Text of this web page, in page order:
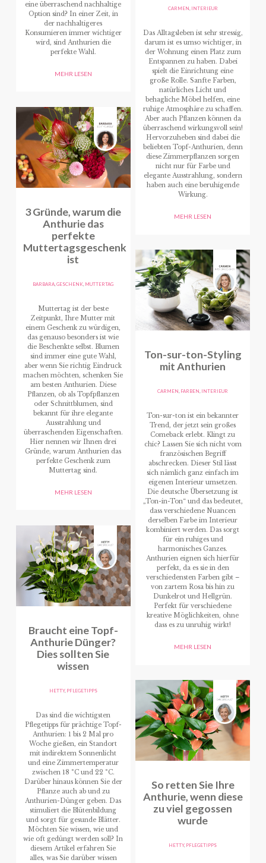
eine überraschend nachhaltige
Option sind? In einer Zeit, in
der nachhaltigeres
Konsumieren immer wichtiger
wird, sind Anthurien die
perfekte Wahl.
MEHR LESEN
3 Gründe, warum die
Anthurie das
perfekte
Muttertagsgeschenk
ist
BARBARA ,GESCHENK MUTTERTAG
Muttertag ist der beste
Zeitpunkt, Ihre Mutter mit
einem Geschenk zu würdigen,
das genauso besonders ist wie
die Beschenkte selbst. Blumen
sind immer eine gute Wahl,
aber wenn Sie richtig Eindruck
machen möchten, schenken Sie
am besten Anthurien. Diese
Pflanzen, ob als Topfpflanzen
oder Schnittblumen, sind
bekannt für ihre elegante
Ausstrahlung und
überraschenden Eigenschaften.
Hier nennen wir Ihnen drei
Gründe, warum Anthurien das
perfekte Geschenk zum
Muttertag sind.
MEHR LESEN
Braucht eine Topf-
Anthurie Dünger?
Dies sollten Sie
wissen
HETTY, PFLEGETIPPS
Das sind die wichtigsten
Pflegetipps für prächtige Topf-
Anthurien: 1 bis 2 Mal pro
Woche gießen, ein Standort
mit indirektem Sonnenlicht
und eine Zimmertemperatur
zwischen 18 °C und 22 °C.
Darüber hinaus können Sie der
Pflanze auch ab und zu
Anthurien-Dünger geben. Das
stimuliert die Blütenbildung
und sorgt für gesunde Blätter.
Möchten Sie wissen, wie und
wie oft gedüngt werden soll? In
diesem Artikel erfahren Sie
alles, was Sie darüber wissen
CARMEN, INTERIEUR
Das Alltagsleben ist sehr stressig,
darum ist es umso wichtiger, in
der Wohnung einen Platz zum
Entspannen zu haben. Dabei
spielt die Einrichtung eine
große Rolle. Sanfte Farben,
natürliches Licht und
behagliche Möbel helfen, eine
ruhige Atmosphäre zu schaffen.
Aber auch Pflanzen können da
überraschend wirkungsvoll sein!
Hervorzuheben sind dabei die
beliebten Topf-Anthurien, denn
diese Zimmerpflanzen sorgen
nicht nur für Farbe und
elegante Ausstrahlung, sondern
haben auch eine beruhigende
Wirkung.
MEHR LESEN
Ton-sur-ton-Styling
mit Anthurien
CARMEN, FARBEN, INTERIEUR
Ton-sur-ton ist ein bekannter
Trend, der jetzt sein großes
Comeback erlebt. Klingt zu
chic? Lassen Sie sich nicht vom
französischen Begriff
abschrecken. Dieser Stil lässt
sich nämlich ganz einfach im
eigenen Interieur umsetzen.
Die deutsche Übersetzung ist
„Ton-in-Ton“ und das bedeutet,
dass verschiedene Nuancen
derselben Farbe im Interieur
kombiniert werden. Das sorgt
für ein ruhiges und
harmonisches Ganzes.
Anthurien eignen sich hierfür
perfekt, da es sie in den
verschiedensten Farben gibt –
von zartem Rosa bis hin zu
Dunkelrot und Hellgrün.
Perfekt für verschiedene
kreative Möglichkeiten, ohne
dass es zu unruhig wirkt!
MEHR LESEN
So retten Sie Ihre
Anthurie, wenn diese
zu viel gegossen
wurde
HETTY, PFLEGETIPPS